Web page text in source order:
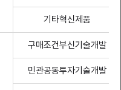
기타혁신제품
구매조건부신기술개발
민관공동투자기술개발